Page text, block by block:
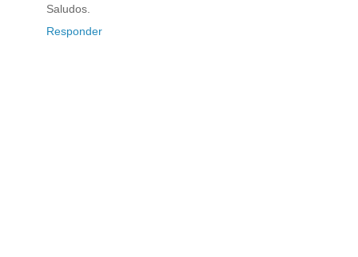
Saludos.
Responder